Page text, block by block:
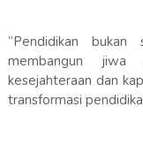
“Pendidikan
membangun jiwa
kesejahteraan dan
transformasi